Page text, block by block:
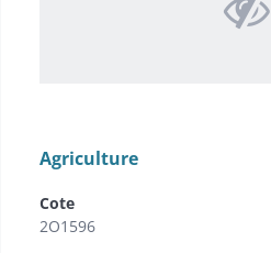
Agriculture
Cote
2O1596